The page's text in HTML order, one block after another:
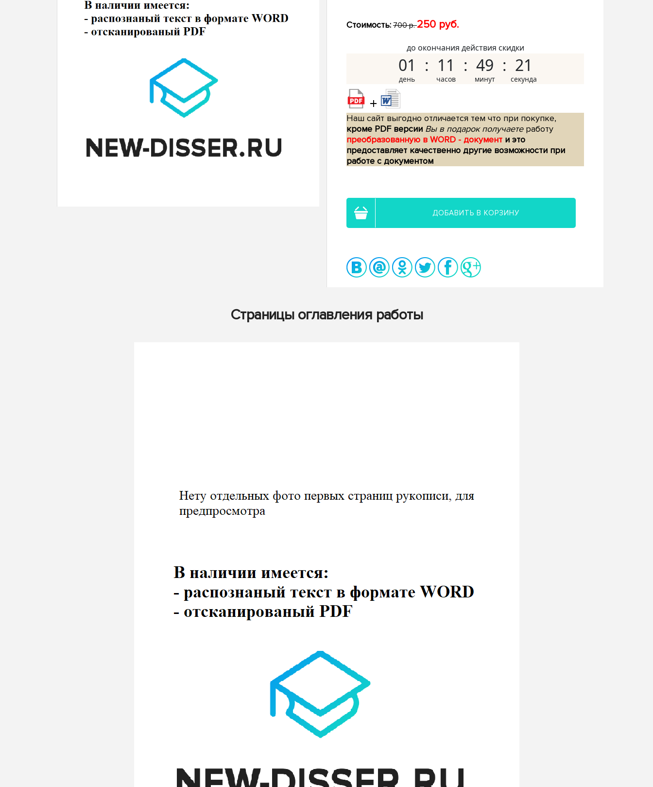
Стоимость: 700 р.250 руб.
до окончания действия скидки
01 11 49 20
+
Наш сайт выгодно отличается тем что при покупке,
кроме PDF версии Вы в подарок получаетеработу
преобразованную в WORD - документ и это
предоставляет качественно другие возможности при
работе с документом
ДОБАВИТЬ В КОРЗИНУ
Страницы оглавления работы